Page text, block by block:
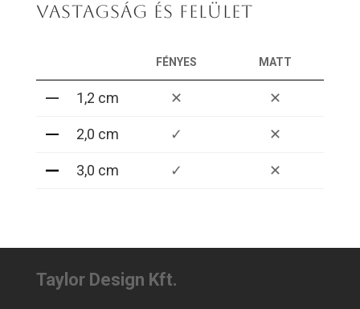
VASTAGSÁG ÉS FELÜLET
FÉNYES MATT
1,2 cm ✕ ✕
2,0 cm ✓ ✕
3,0 cm ✓ ✕
Taylor Design Kft.